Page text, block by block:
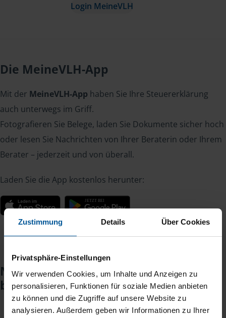
Zustimmung Details Über Cookies
Privatsphäre-Einstellungen
Wir verwenden Cookies, um Inhalte und Anzeigen zu
personalisieren, Funktionen für soziale Medien anbieten
zu können und die Zugriffe auf unsere Website zu
analysieren. Außerdem geben wir Informationen zu Ihrer
Login MeineVLH
Die MeineVLH-App
Mit der MeineVLH-App haben Sie Ihre Steuererklärung
auch unterwegs im Griff.
Fotografieren Sie Belege, laden Sie Dokumente sicher hoch
oder lesen Sie Nachrichten von Ihrer Beraterin oder Ihrem
Berater – jederzeit und von überall.
Laden Sie die App kostenlos herunter:
Noch keinen Zugang? So einfach
beantragen Sie ihn.